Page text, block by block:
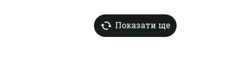
Показати ще